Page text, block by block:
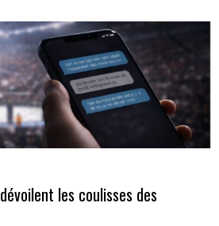
les coulisses des